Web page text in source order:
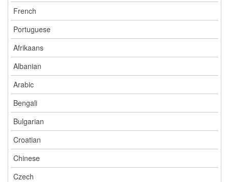
French
Portuguese
Afrikaans
Albanian
Arabic
Bengali
Bulgarian
Croatian
Chinese
Czech